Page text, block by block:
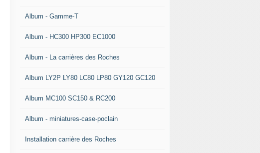
Album - Gamme-T
Album - HC300 HP300 EC1000
Album - La carrières des Roches
Album LY2P LY80 LC80 LP80 GY120 GC120
Album MC100 SC150 & RC200
Album - miniatures-case-poclain
Installation carrière des Roches